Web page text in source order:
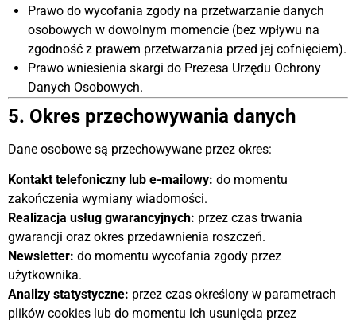
Prawo do wycofania zgody na przetwarzanie danych
osobowych w dowolnym momencie (bez wpływu na
zgodność z prawem przetwarzania przed jej cofnięciem).
Prawo wniesienia skargi do Prezesa Urzędu Ochrony
Danych Osobowych.
5. Okres przechowywania danych
Dane osobowe są przechowywane przez okres:
Kontakt telefoniczny lub e-mailowy: do momentu
zakończenia wymiany wiadomości.
Realizacja usług gwarancyjnych: przez czas trwania
gwarancji oraz okres przedawnienia roszczeń.
Newsletter: do momentu wycofania zgody przez
użytkownika.
Analizy statystyczne: przez czas określony w parametrach
plików cookies lub do momentu ich usunięcia przez